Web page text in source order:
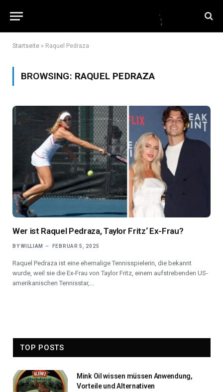
Startseite » Raquel Pedraza
BROWSING: RAQUEL PEDRAZA
Wer ist Raquel Pedraza, Taylor Fritz‘ Ex-Frau?
BY WILLIAM FEBRUAR 5, 2025
Raquel Pedraza ist eine ehemalige Tennisspielerin, die bekannt
wurde, weil sie die Ex-Frau von Taylor Fritz, einem aufstrebenden US-
amerikanischen Tennisstar,…
TOP POSTS
Mink Oil wissen müssen Anwendung,
Vorteile und Alternativen